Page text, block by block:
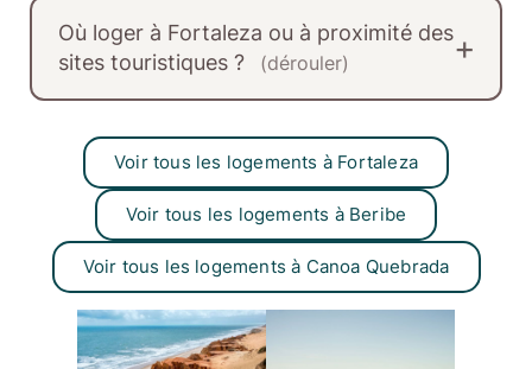
Où loger à Fortaleza ou à proximité des
sites touristiques ?
(dérouler)
Voir tous les logements à Fortaleza
Voir tous les logements à Beribe
Voir tous les logements à Canoa Quebrada